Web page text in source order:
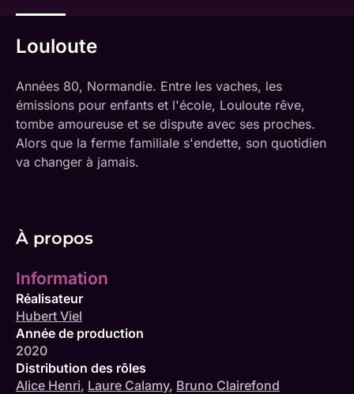
Louloute
Années 80, Normandie. Entre les vaches, les
émissions pour enfants et l'école, Louloute rêve,
tombe amoureuse et se dispute avec ses proches.
Alors que la ferme familiale s'endette, son quotidien
va changer à jamais.
À propos
Information
Réalisateur
Hubert Viel
Année de production
2020
Distribution des rôles
Alice Henri, Laure Calamy, Bruno Clairefond